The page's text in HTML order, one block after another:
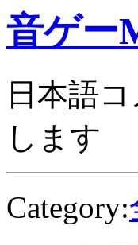
音ゲー
日本語
します
Category: